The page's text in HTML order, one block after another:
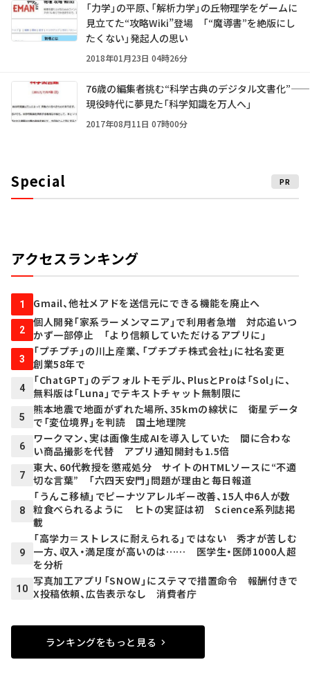
「力学」の平原、「解析力学」の丘――物理学をゲームに
見立てた“攻略Wiki”登場 「“魔導書”を絶版にし
たくない」発起人の思い
2018年01月23日 04時26分
76歳の編集者挑む“科学古典のデジタル文書化”――
現役時代に夢見た「科学知識を万人へ」
2017年08月11日 07時00分
Special PR
アクセスランキング
1 Gmail、他社メアドを送信元にできる機能を廃止へ
2
個人開発「家系ラーメンマニア」で利用者急増 対応追いつ
かず一部停止 「より信頼していただけるアプリに」
3
「プチプチ」の川上産業、「プチプチ株式会社」に社名変更
創業58年で
4
「ChatGPT」のデフォルトモデル、PlusとProは「Sol」に、
無料版は「Luna」でテキストチャット無制限に
5
熊本地震で地面がずれた場所、35kmの線状に 衛星データ
で「変位境界」を判読 国土地理院
6
ワークマン、実は画像生成AIを導入していた 間に合わな
い商品撮影を代替 アプリ通知開封も1.5倍
7
東大、60代教授を懲戒処分 サイトのHTMLソースに“不適
切な言葉” 「六四天安門」問題が理由と毎日報道
8
「うんこ移植」でピーナツアレルギー改善、15人中6人が数
粒食べられるように ヒトの実証は初 Science系列誌掲
載
9
「高学力＝ストレスに耐えられる」ではない 秀才が苦しむ
一方、収入・満足度が高いのは…… 医学生・医師1000人超
を分析
10
写真加工アプリ「SNOW」にステマで措置命令 報酬付きで
X投稿依頼、広告表示なし 消費者庁
ランキングをもっと見る